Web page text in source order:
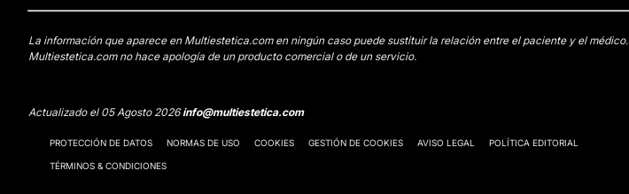
La información que aparece en Multiestetica.com en ningún caso puede sustituir la relación entre el paciente y el médico.
Multiestetica.com no hace apología de un producto comercial o de un servicio.
Actualizado el 05 Agosto 2026info@multiestetica.com
PROTECCIÓN DE DATOS NORMAS DE USO COOKIES GESTIÓN DE COOKIES AVISO LEGAL POLÍTICA EDITORIAL
TÉRMINOS & CONDICIONES